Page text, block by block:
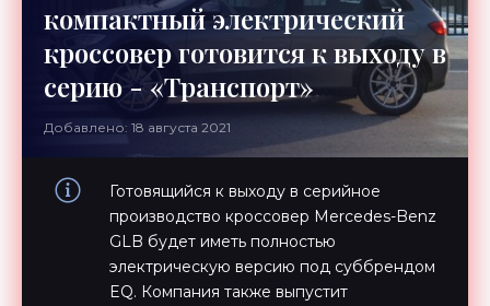
компактный электрический
кроссовер готовится к выходу в
серию - «Транспорт»
Добавлено: 18 августа 2021
Готовящийся к выходу в серийное
производство кроссовер Mercedes-Benz
GLB будет иметь полностью
электрическую версию под суббрендом
EQ. Компания также выпустит